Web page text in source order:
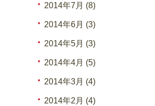
2014年7月 (8)
2014年6月 (3)
2014年5月 (3)
2014年4月 (5)
2014年3月 (4)
2014年2月 (4)